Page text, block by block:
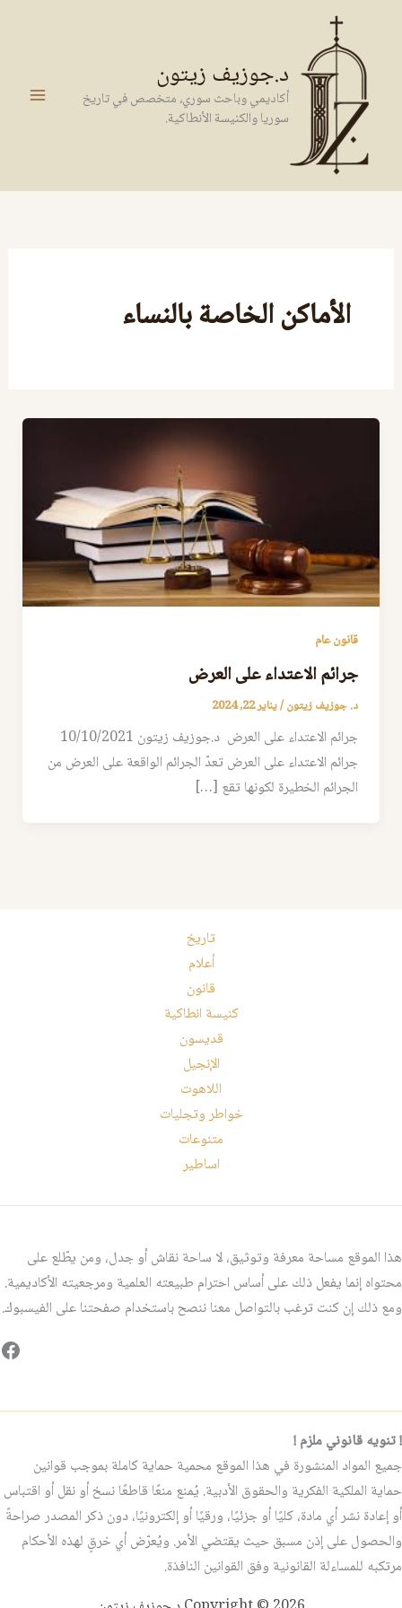
المحتوى
د.جوزيف زيتون
أكاديمي وباحث سوري، متخصص في تاريخ
سوريا والكنيسة الأنطاكية.
الأماكن الخاصة بالنساء
قانون عام
جرائم الاعتداء على العرض
د. جوزيف زيتون/يناير 22, 2024
جرائم الاعتداء على العرض د.جوزيف زيتون 10/10/2021
جرائم الاعتداء على العرض تعدّ الجرائم الواقعة على العرض من
الجرائم الخطيرة لكونها تقع […]
تاريخ
أعلام
قانون
كنيسة انطاكية
قديسون
الإنجيل
اللاهوت
خواطر وتجليات
متنوعات
اساطير
هذا الموقع مساحة معرفة وتوثيق، لا ساحة نقاش أو جدل، ومن يطّلع على
محتواه إنما يفعل ذلك على أساس احترام طبيعته العلمية ومرجعيته الأكاديمية.
ومع ذلك إن كنت ترغب بالتواصل معنا ننصح باستخدام صفحتنا على الفيسبوك.
! تنويه قانوني ملزم !
جميع المواد المنشورة في هذا الموقع محمية حماية كاملة بموجب قوانين
حماية الملكية الفكرية والحقوق الأدبية. يُمنع منعًا قاطعًا نسخ أو نقل أو اقتباس
أو إعادة نشر أي مادة، كليًا أو جزئيًا، ورقيًا أو إلكترونيًا، دون ذكر المصدر صراحةً
والحصول على إذن مسبق حيث يقتضي الأمر. ويُعرّض أي خرقٍ لهذه الأحكام
مرتكبه للمساءلة القانونية وفق القوانين النافذة.